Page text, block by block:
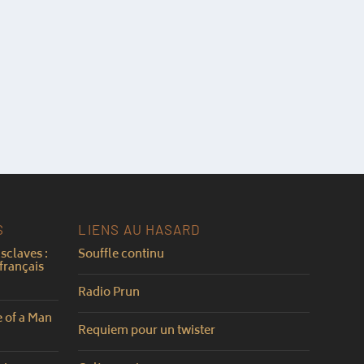
:
of a Man
LIENS AU HASARD
Souffle continu
Radio Prun
Requiem pour un twister